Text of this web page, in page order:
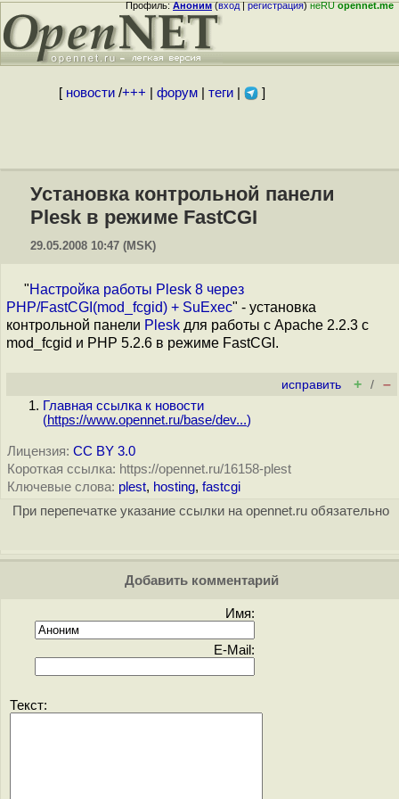
Профиль:Аноним(вход|регистрация)неRUopennet.me
[ новости/+++ форум| теги| ]
Установка контрольной панели
Plesk в режиме FastCGI
29.05.2008 10:47 (MSK)
"Настройка работы Plesk 8 через
PHP/FastCGI(mod_fcgid) + SuExec" - установка
контрольной панели Plesk для работы с Apache 2.2.3 с
mod_fcgid и PHP 5.2.6 в режиме FastCGI.
исправить + / –
Главная ссылка к новости
(https://www.opennet.ru/base/dev...)
Лицензия: CC BY 3.0
Короткая ссылка: https://opennet.ru/16158-plest
Ключевые слова: plest, hosting, fastcgi
При перепечатке указание ссылки на opennet.ru обязательно
Добавить комментарий
Имя:
E-Mail:
Текст: